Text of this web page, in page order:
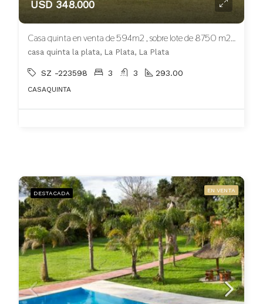
USD 348.000
Casa quinta en venta de 594m2 , sobre lote de 8750 m2 . Ubicada en La Plata
casa quinta la plata, La Plata, La Plata
SZ -223598 3 3 293.00
CASAQUINTA
DESTACADA EN VENTA